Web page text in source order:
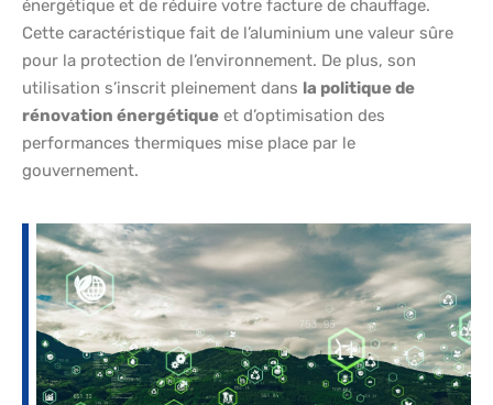
énergétique et de réduire votre facture de chauffage.
Cette caractéristique fait de l’aluminium une valeur sûre
pour la protection de l’environnement. De plus, son
utilisation s’inscrit pleinement dans la politique de
rénovation énergétique et d’optimisation des
performances thermiques mise place par le
gouvernement.